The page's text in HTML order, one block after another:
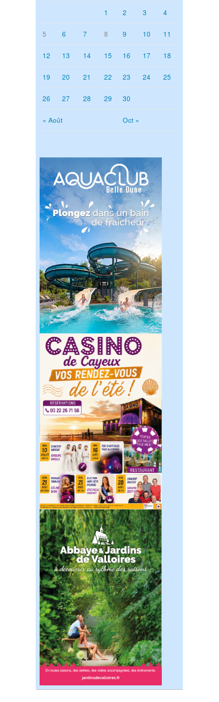
« Août Oct »
1 2 3 4
5 6 7 8 9 10 11
12 13 14 15 16 17 18
19 20 21 22 23 24 25
26 27 28 29 30